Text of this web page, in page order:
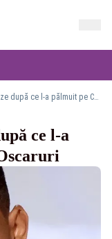
Will Smith își cere scuze după ce l-a pălmuit pe Chris Rock la Oscaruri
ce l-a